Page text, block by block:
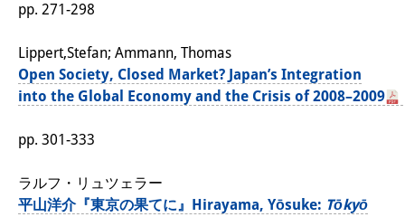
pp. 271-298
Lippert,Stefan; Ammann, Thomas
Open Society, Closed Market? Japan’s Integration
into the Global Economy and the Crisis of 2008–2009
pp. 301-333
ラルフ・リュツェラー
平山洋介『東京の果てに』Hirayama, Yōsuke: Tōkyō